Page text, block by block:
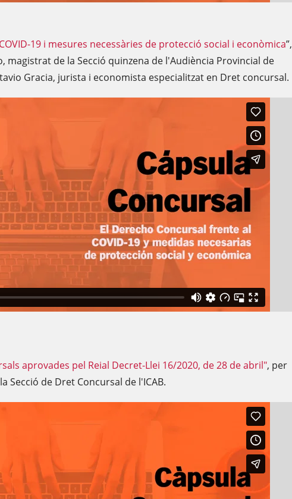
19 i mesures necessàries de protecció social i econòmica”,
magistrat de la Secció quinzena de l'Audiència Provincial de
Gracia, jurista i economista especialitzat en Dret concursal.
aprovades pel Reial Decret-Llei 16/2020, de 28 de abril", per
Secció de Dret Concursal de l'ICAB.